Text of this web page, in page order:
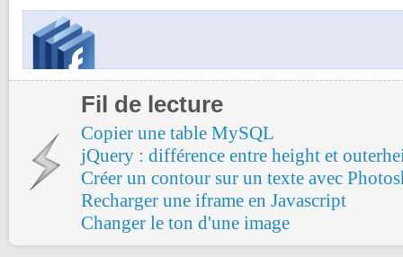
Fil de lecture
Copier une table MySQL
jQuery : différence entre height et
Créer un contour sur un texte avec
Recharger une iframe en Javascript
Changer le ton d'une image